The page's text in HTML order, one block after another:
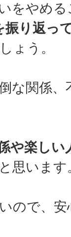
をやめ
振り返っ
ょう。
な関係、
や楽し
と思います
ので、